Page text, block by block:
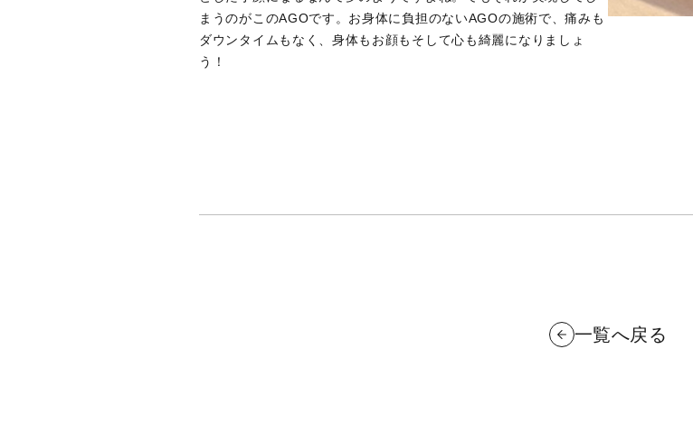
まうのがこのAGOです。お身体に負担のないAGOの施術で、痛みも
ダウンタイムもなく、身体もお顔もそして心も綺麗になりましょ
う！
一覧へ戻る